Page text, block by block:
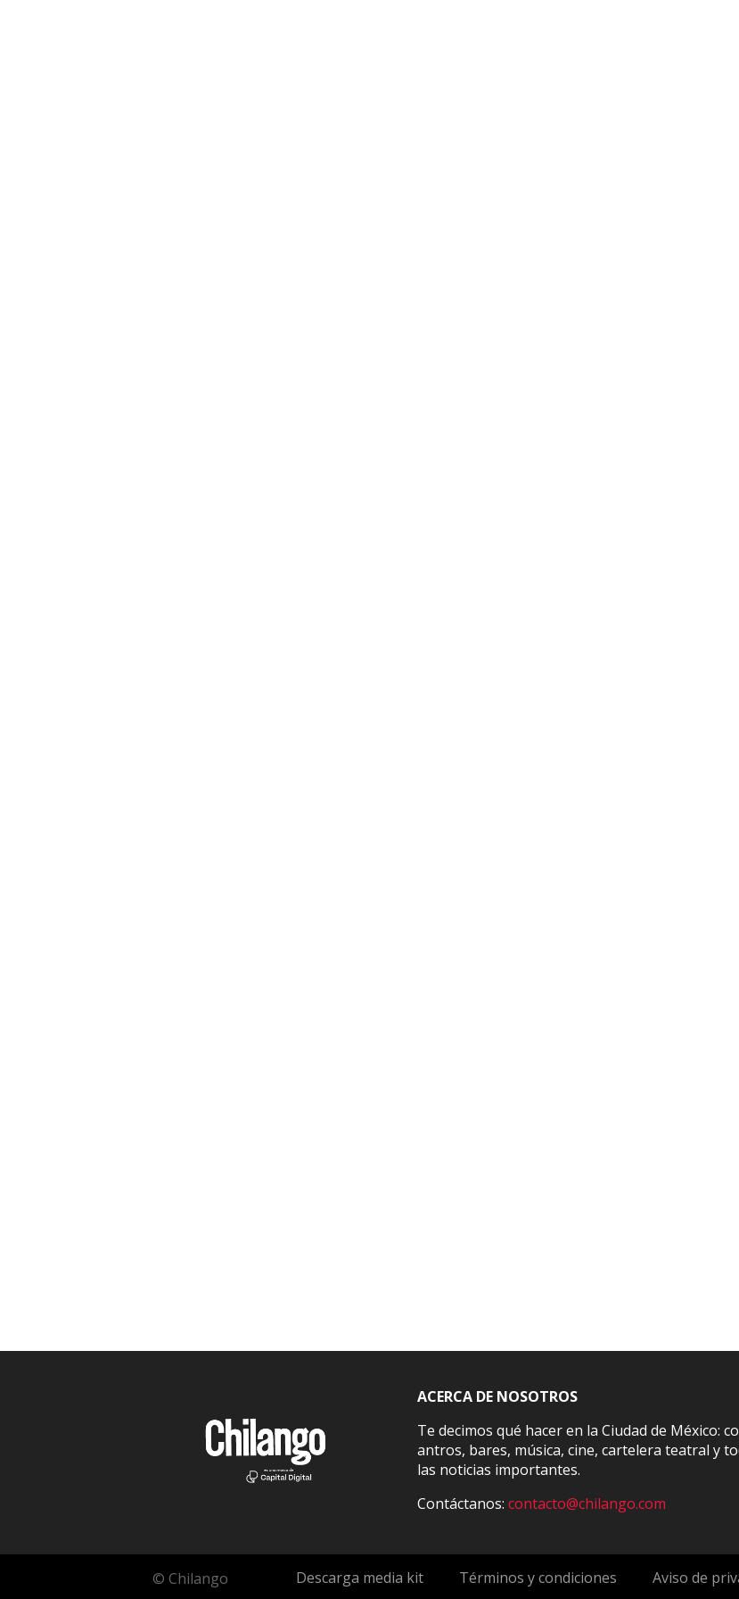
ACERCA DE NOSOTROS
Te decimos qué hacer en la Ciudad de México:
antros, bares, música, cine, cartelera teatral y
las noticias importantes.
Contáctanos:contacto@chilango.com
© Chilango Descarga media kit Términos y condiciones Aviso de